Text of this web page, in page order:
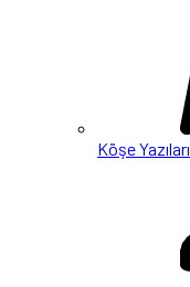
Köşe Yazıları